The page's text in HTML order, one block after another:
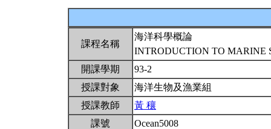
課程名稱
海洋科學概論
INTRODUCTION TO MARINE
開課學期
93-2
授課對象
海洋生物及漁業組
授課教師
黃 穰
課號
Ocean5008